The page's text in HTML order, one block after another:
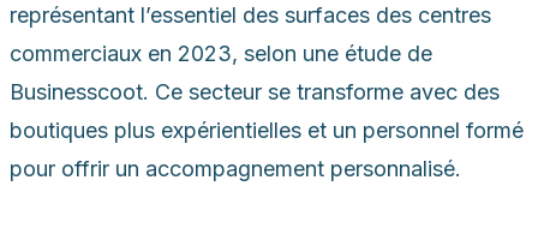
représentant l’essentiel des surfaces des centres
commerciaux en 2023, selon une étude de
Businesscoot. Ce secteur se transforme avec des
boutiques plus expérientielles et un personnel formé
pour offrir un accompagnement personnalisé.